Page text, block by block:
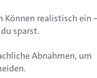
Können realistisch ein
sparst.
Abnahmen, um